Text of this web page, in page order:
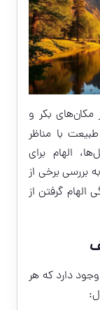
مکان‌های بکر و
با مناظر
الهام برای
بررسی برخی از
گرفتن از
دارد که هر